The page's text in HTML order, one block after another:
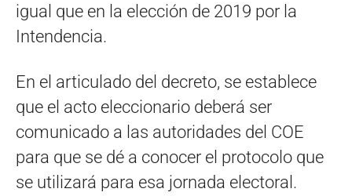
igual que en la elección de 2019 por la
Intendencia.
En el articulado del decreto, se establece
que el acto eleccionario deberá ser
comunicado a las autoridades del COE
para que se dé a conocer el protocolo que
se utilizará para esa jornada electoral.